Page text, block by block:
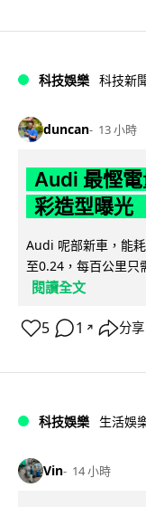
科技娛樂 科技新
duncan 13 小時
Audi 最慳
彩造型曝光
Audi 呢部新車，能
至0.24，每百公里只
閱讀全文
5 1 ↗ 分享
科技娛樂 生活娛
Vin 14 小時